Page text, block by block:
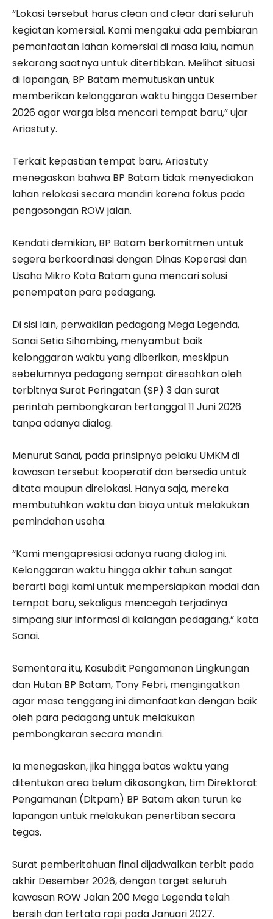
“Lokasi tersebut harus clean and clear dari seluruh
kegiatan komersial. Kami mengakui ada pembiaran
pemanfaatan lahan komersial di masa lalu, namun
sekarang saatnya untuk ditertibkan. Melihat situasi
di lapangan, BP Batam memutuskan untuk
memberikan kelonggaran waktu hingga Desember
2026 agar warga bisa mencari tempat baru,” ujar
Ariastuty.
Terkait kepastian tempat baru, Ariastuty
menegaskan bahwa BP Batam tidak menyediakan
lahan relokasi secara mandiri karena fokus pada
pengosongan ROW jalan.
Kendati demikian, BP Batam berkomitmen untuk
segera berkoordinasi dengan Dinas Koperasi dan
Usaha Mikro Kota Batam guna mencari solusi
penempatan para pedagang.
Di sisi lain, perwakilan pedagang Mega Legenda,
Sanai Setia Sihombing, menyambut baik
kelonggaran waktu yang diberikan, meskipun
sebelumnya pedagang sempat diresahkan oleh
terbitnya Surat Peringatan (SP) 3 dan surat
perintah pembongkaran tertanggal 11 Juni 2026
tanpa adanya dialog.
Menurut Sanai, pada prinsipnya pelaku UMKM di
kawasan tersebut kooperatif dan bersedia untuk
ditata maupun direlokasi. Hanya saja, mereka
membutuhkan waktu dan biaya untuk melakukan
pemindahan usaha.
“Kami mengapresiasi adanya ruang dialog ini.
Kelonggaran waktu hingga akhir tahun sangat
berarti bagi kami untuk mempersiapkan modal dan
tempat baru, sekaligus mencegah terjadinya
simpang siur informasi di kalangan pedagang,” kata
Sanai.
Sementara itu, Kasubdit Pengamanan Lingkungan
dan Hutan BP Batam, Tony Febri, mengingatkan
agar masa tenggang ini dimanfaatkan dengan baik
oleh para pedagang untuk melakukan
pembongkaran secara mandiri.
Ia menegaskan, jika hingga batas waktu yang
ditentukan area belum dikosongkan, tim Direktorat
Pengamanan (Ditpam) BP Batam akan turun ke
lapangan untuk melakukan penertiban secara
tegas.
Surat pemberitahuan final dijadwalkan terbit pada
akhir Desember 2026, dengan target seluruh
kawasan ROW Jalan 200 Mega Legenda telah
bersih dan tertata rapi pada Januari 2027.